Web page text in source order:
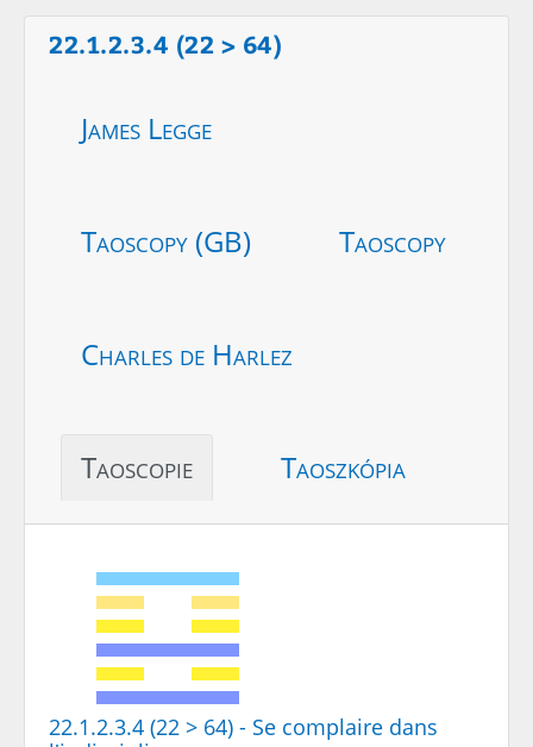
22.1.2.3.4 (22 > 64)
James Legge
Taoscopy (GB) Taoscopy
Charles de Harlez
Taoscopie Taoszkópia
22.1.2.3.4 (22 > 64) - Se complaire dans